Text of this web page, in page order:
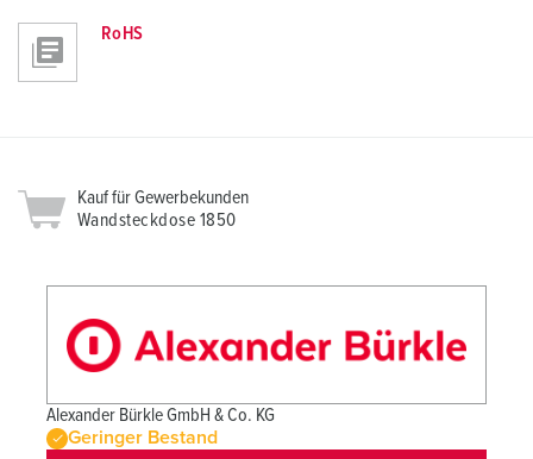
RoHS
Kauf für Gewerbekunden
Wandsteckdose 1850
Alexander Bürkle GmbH & Co. KG
Geringer Bestand